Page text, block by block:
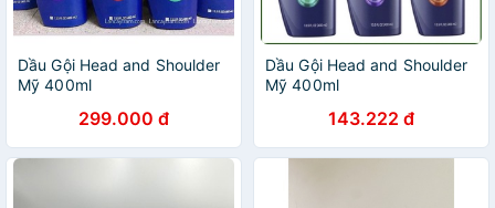
Dầu Gội Head and Shoulder
Mỹ 400ml
299.000 đ
Dầu Gội Head and Shoulder
Mỹ 400ml
143.222 đ